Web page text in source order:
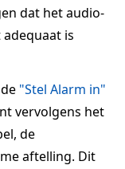
dat het audio-
is
"Stel Alarm in"
vervolgens het
de
aftelling. Dit